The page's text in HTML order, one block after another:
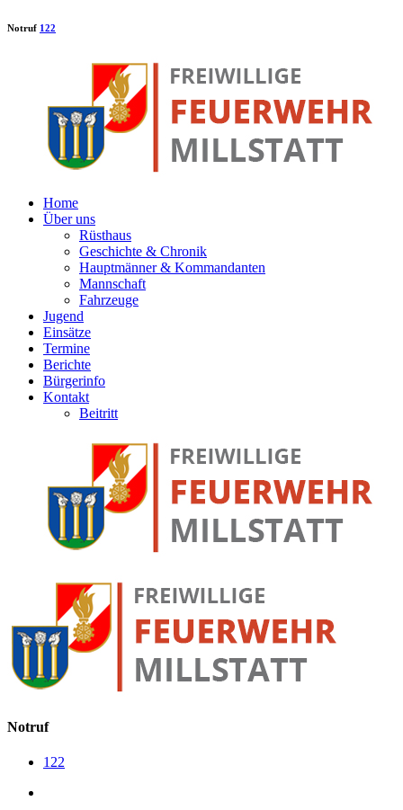
Notruf 122
Home
Über uns
Rüsthaus
Geschichte & Chronik
Hauptmänner & Kommandanten
Mannschaft
Fahrzeuge
Jugend
Einsätze
Termine
Berichte
Bürgerinfo
Kontakt
Beitritt
Notruf
122